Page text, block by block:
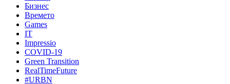
Бизнес
Времето
Games
IT
Impressio
COVID-19
Green Transition
RealTimeFuture
#URBN